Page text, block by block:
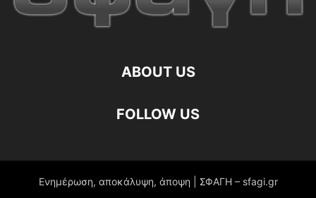
ABOUT US
FOLLOW US
Ενημέρωση, αποκάλυψη, άποψη | ΣΦΑΓΗ – sfagi.gr